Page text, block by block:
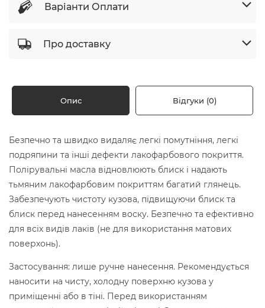
Варіанти Оплати
Про доставку
Опис Відгуки (0)
Безпечно та швидко видаляє легкі помутніння, легкі
подряпини та інші дефекти лакофарбового покриття.
Полірувальні масла відновлюють блиск і надають
тьмяним лакофарбовим покриттям багатий глянець.
Забезпечують чистоту кузова, підвищуючи блиск та
блиск перед нанесенням воску. Безпечно та ефективно
для всіх видів лаків (не для використання матових
поверхонь).
Застосування: лише ручне нанесення. Рекомендується
наносити на чисту, холодну поверхню кузова у
приміщенні або в тіні. Перед використанням